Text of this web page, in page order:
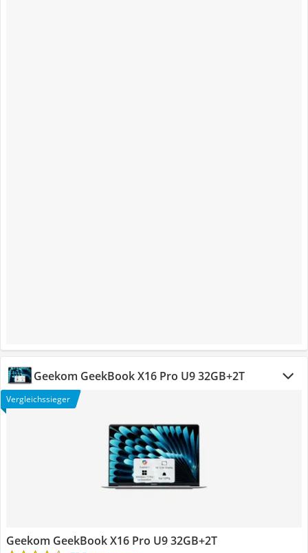
Geekom GeekBook X16 Pro U9 32GB+2T
Vergleichssieger
Geekom GeekBook X16 Pro U9 32GB+2T